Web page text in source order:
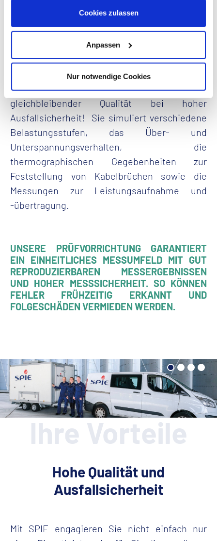
Datenschutzhinweisen.
Cookies zulassen
Anpassen
Nur notwendige Cookies
der 400-Hz-Bodenstromversorgung
durchzuführen: Unsere innovative
Prüfvorrichtungkann nicht nur die
standardisierte ohmsche Belastungsprüfung
durchführen, sondern auch die induktive
Belastung der Anlagen simulieren – und das in
gleichbleibender Qualität bei hoher
Ausfallsicherheit! Sie simuliert verschiedene
Belastungsstufen, das Über- und
Unterspannungsverhalten, die
thermographischen Gegebenheiten zur
Feststellung von Kabelbrüchen sowie die
Messungen zur Leistungsaufnahme und
-übertragung.
UNSERE PRÜFVORRICHTUNG GARANTIERT
EIN EINHEITLICHES MESSUMFELD MIT GUT
REPRODUZIERBAREN MESSERGEBNISSEN
UND HOHER MESSSICHERHEIT. SO KÖNNEN
FEHLER FRÜHZEITIG ERKANNT UND
FOLGESCHÄDEN VERMIEDEN WERDEN.
Ihre Vorteile
Hohe Qualität und
Ausfallsicherheit
Mit SPIE engagieren Sie nicht einfach nur